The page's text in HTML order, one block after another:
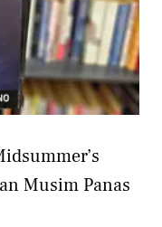
Musim Panas